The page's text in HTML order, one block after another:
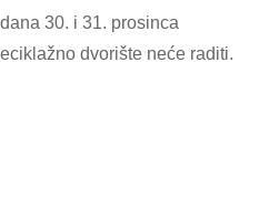
30. i 31. prosinca
dvorište neće raditi.